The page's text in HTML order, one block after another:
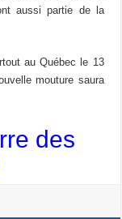
aussi partie de la
au Québec le 13
mouture saura
des